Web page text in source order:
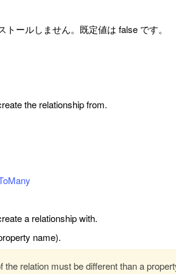
ールしません。既定値は false です。
the relationship from.
a relationship with.
name).
the relation must be different than a